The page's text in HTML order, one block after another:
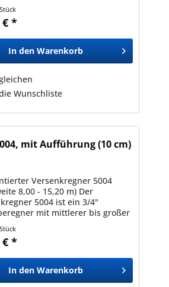
die richtige Wahl. Da die
bereits anschlussfertig
€ *
In den Warenkorb
Wunschliste
mit Aufführung (10 cm)
Versenkregner 5004
8,00 - 15,20 m) Der
5004 ist ein 3/4"
mit mittlerer bis großer
im Hausgarten und
Grünanlagen geeignet....
€ *
In den Warenkorb